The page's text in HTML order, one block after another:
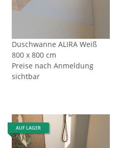
Duschwanne ALIRA Weiß
800 x 800 cm
Preise nach Anmeldung
sichtbar
AUF LAGER